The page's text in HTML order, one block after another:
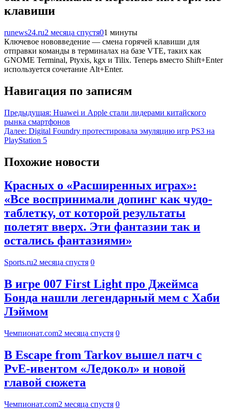
клавиши
runews24.ru2 месяца спустя01 минуты
Ключевое нововведение — смена горячей клавиши для
отправки команды в терминалах на базе VTE, таких как
GNOME Terminal, Ptyxis, kgx и Tilix. Теперь вместо Shift+Enter
используется сочетание Alt+Enter.
Навигация по записям
Предыдущая: Huawei и Apple стали лидерами китайского
рынка смартфонов
Далее: Digital Foundry протестировала эмуляцию игр PS3 на
PlayStation 5
Похожие новости
Красных о «Расширенных играх»:
«Все воспринимали допинг как чудо-
таблетку, от которой результаты
полетят вверх. Эти фантазии так и
остались фантазиями»
Sports.ru2 месяца спустя 0
В игре 007 First Light про Джеймса
Бонда нашли легендарный мем с Хаби
Лэймом
Чемпионат.com2 месяца спустя 0
В Escape from Tarkov вышел патч с
PvE-ивентом «Ледокол» и новой
главой сюжета
Чемпионат.com2 месяца спустя 0